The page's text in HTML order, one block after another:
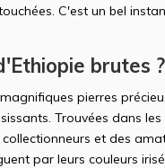
C'est un bel
brutes ?
pierres
Trouvées dans
et des
par leurs couleurs